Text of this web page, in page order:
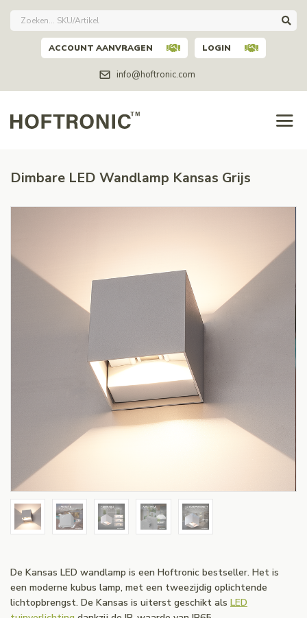
info@hoftronic.com
ACCOUNT AANVRAGEN LOGIN
Dimbare LED Wandlamp Kansas Grijs
De Kansas LED wandlamp is een Hoftronic bestseller. Het is
een moderne kubus lamp, met een tweezijdig oplichtende
lichtopbrengst. De Kansas is uiterst geschikt als LED